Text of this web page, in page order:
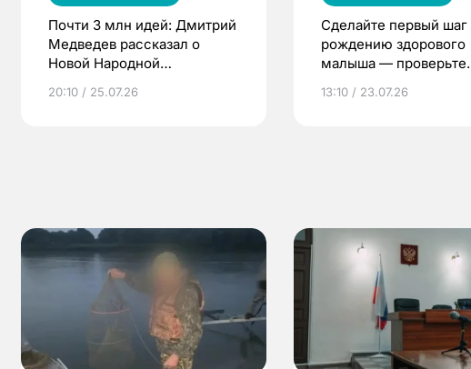
Почти 3 млн идей: Дмитрий
Медведев рассказал о
Новой Народной
20:10 / 25.07.26
Сделайте первый шаг
рождению здорового
малыша — проверьте
по ОМС!
13:10 / 23.07.26